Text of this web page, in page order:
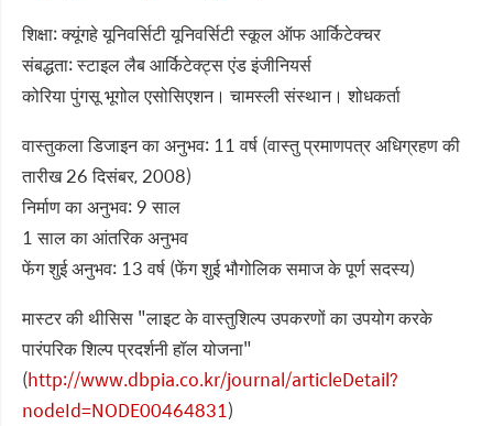
शिक्षा: क्यूंगहे यूनिवर्सिटी यूनिवर्सिटी स्कूल ऑफ आर्किटेक्चर
संबद्धता: स्टाइल लैब आर्किटेक्ट्स एंड इंजीनियर्स
कोरिया पुंगसू भूगोल एसोसिएशन। चामस्ली संस्थान। शोधकर्ता
वास्तुकला डिजाइन का अनुभव: 11 वर्ष (वास्तु प्रमाणपत्र अधिग्रहण की
तारीख 26 दिसंबर, 2008)
निर्माण का अनुभव: 9 साल
1 साल का आंतरिक अनुभव
फेंग शुई अनुभव: 13 वर्ष (फेंग शुई भौगोलिक समाज के पूर्ण सदस्य)
मास्टर की थीसिस "लाइट के वास्तुशिल्प उपकरणों का उपयोग करके
पारंपरिक शिल्प प्रदर्शनी हॉल योजना"
(http://www.dbpia.co.kr/journal/articleDetail?
nodeId=NODE00464831)